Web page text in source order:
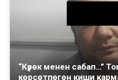
“Күрөк менен сабап…”
көрсөтпөгөн киши